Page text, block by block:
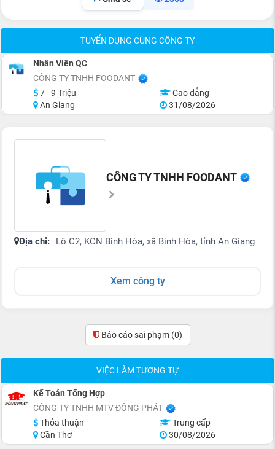
TUYỂN DỤNG CÙNG CÔNG TY
Nhân Viên QC
CÔNG TY TNHH FOODANT
7 - 9 Triệu
Cao đẳng
An Giang
31/08/2026
CÔNG TY TNHH FOODANT
Địa chỉ: Lô C2, KCN Bình Hòa, xã Bình Hòa, tỉnh An Giang
Xem công ty
Báo cáo sai phạm (0)
VIỆC LÀM TƯƠNG TỰ
Kế Toán Tổng Hợp
CÔNG TY TNHH MTV ĐÔNG PHÁT
Thỏa thuận
Trung cấp
Cần Thơ
30/08/2026